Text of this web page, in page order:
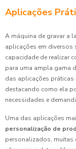
Aplicações
A máquina de gravar a
aplicações em diversos
capacidade de realizar
para uma ampla gama
das aplicações práticas
destacando como ela
necessidades e
Uma das aplicações
personalização de
personalizados, muitas